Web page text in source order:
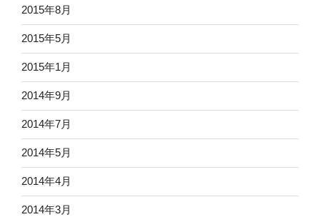
2015年8月
2015年5月
2015年1月
2014年9月
2014年7月
2014年5月
2014年4月
2014年3月